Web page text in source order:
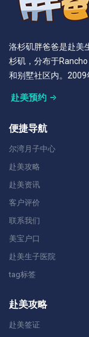
洛杉矶胖爸爸是赴美
杉矶，分布于
和别墅社区内。2009
赴美预约
便捷导航
尔湾月子中心
赴美攻略
赴美资讯
客户评价
联系我们
美宝户口
赴美生子医院
tag标签
赴美攻略
赴美签证